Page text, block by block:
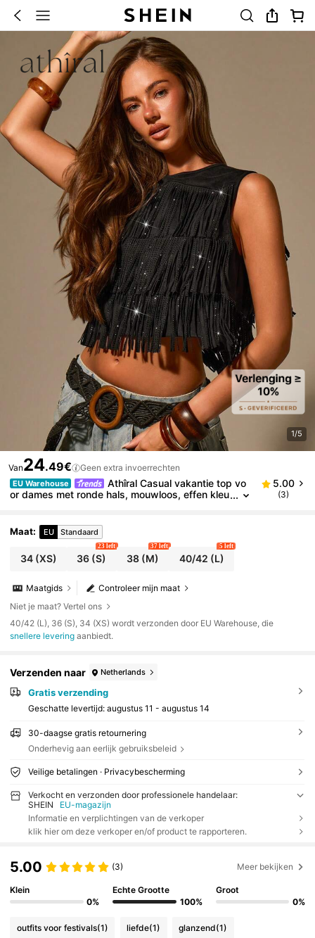
1/5
Van24.49€ Geen extra invoerrechten
EU Warehouse
Athîral Casual vakantie top vo
or dames met ronde hals, mouwloos, effen kleu
5.00
(3)
Maat: EU Standaard
34(XS) 36 (S)
23 left
38(M)
37 left
40/42 (L)
5 left
Controleer mijn maat
Maatgids
Niet je maat? Vertel ons
​40/42 (L), 36 (S), 34 (XS) wordt verzonden door EU Warehouse, die
snellere levering aanbiedt.
Verzenden naar Netherlands
Gratis verzending
Geschatte levertijd: augustus 11 - augustus 14
30-daagse gratis retournering
Onderhevig aan eerlijk gebruiksbeleid
Veilige betalingen · Privacybescherming
Verkocht en verzonden door professionele handelaar:
SHEIN
EU-magazijn
Informatie en verplichtingen van de verkoper
klik hier om deze verkoper en/of product te rapporteren.
5.00 (3) Meer bekijken
Klein
0%
Echte Grootte
100%
Groot
0%
outfits voor festivals(1) liefde(1) glanzend(1)